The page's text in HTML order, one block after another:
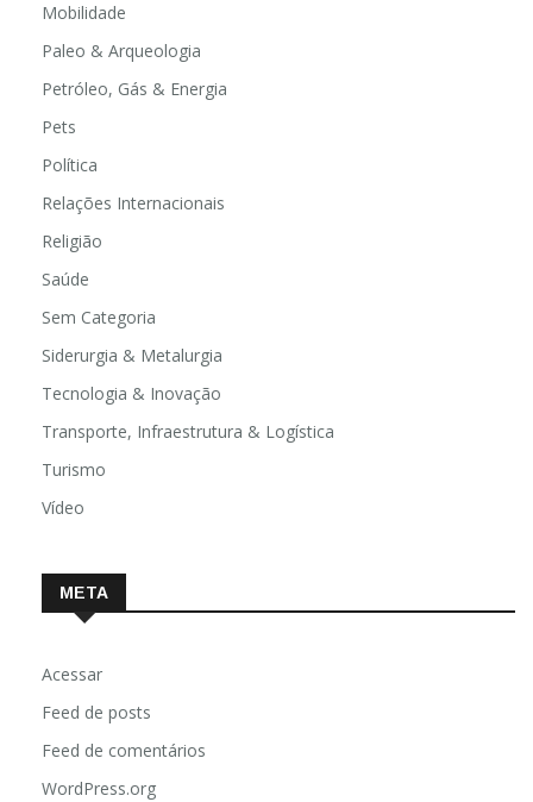
Mobilidade
Paleo & Arqueologia
Petróleo, Gás & Energia
Pets
Política
Relações Internacionais
Religião
Saúde
Sem Categoria
Siderurgia & Metalurgia
Tecnologia & Inovação
Transporte, Infraestrutura & Logística
Turismo
Vídeo
META
Acessar
Feed de posts
Feed de comentários
WordPress.org